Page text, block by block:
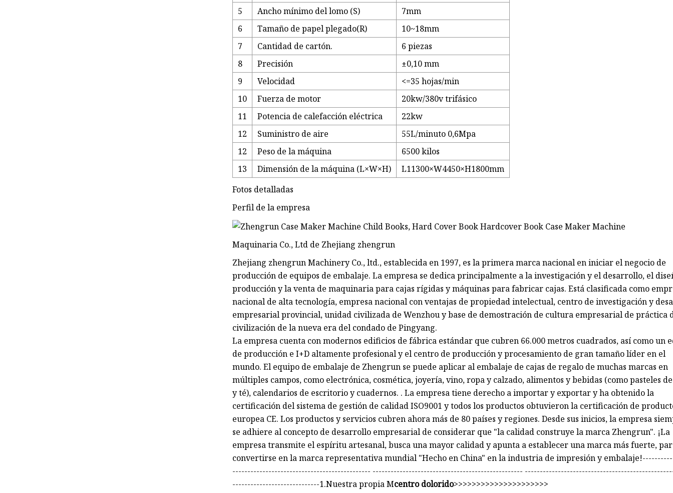
5
Ancho mínimo del lomo (S)
7mm
6
Tamaño de papel plegado(R)
10~18mm
7
Cantidad de cartón.
6 piezas
8
Precisión
±0,10 mm
9
Velocidad
<=35 hojas/min
10
Fuerza de motor
20kw/380v trifásico
11
Potencia de calefacción eléctrica
22kw
12
Suministro de aire
55L/minuto 0,6Mpa
12
Peso de la máquina
6500 kilos
13
Dimensión de la máquina (L×W×H)
L11300×W4450×H1800mm
Fotos detalladas
Perfil de la empresa
Maquinaria Co., Ltd de Zhejiang zhengrun
Zhejiang zhengrun Machinery Co., ltd., establecida en 1997, es la primera marca nacional en iniciar el negocio de
producción de equipos de embalaje. La empresa se dedica principalmente a la investigación y el desarrollo, el
producción y la venta de maquinaria para cajas rígidas y máquinas para fabricar cajas. Está clasificada como
nacional de alta tecnología, empresa nacional con ventajas de propiedad intelectual, centro de investigación y
empresarial provincial, unidad civilizada de Wenzhou y base de demostración de cultura empresarial de práctica
civilización de la nueva era del condado de Pingyang.
La empresa cuenta con modernos edificios de fábrica estándar que cubren 66.000 metros cuadrados, así como un
de producción e I+D altamente profesional y el centro de producción y procesamiento de gran tamaño líder en el
mundo. El equipo de embalaje de Zhengrun se puede aplicar al embalaje de cajas de regalo de muchas marcas en
múltiples campos, como electrónica, cosmética, joyería, vino, ropa y calzado, alimentos y bebidas (como pasteles
y té), calendarios de escritorio y cuadernos. . La empresa tiene derecho a importar y exportar y ha obtenido la
certificación del sistema de gestión de calidad ISO9001 y todos los productos obtuvieron la certificación de
europea CE. Los productos y servicios cubren ahora más de 80 países y regiones. Desde sus inicios, la empresa
se adhiere al concepto de desarrollo empresarial de considerar que "la calidad construye la marca Zhengrun". ¡La
empresa transmite el espíritu artesanal, busca una mayor calidad y apunta a establecer una marca más fuerte,
convertirse en la marca representativa mundial "Hecho en China" en la industria de impresión y
---------------------------------------------- --------------------------------------------------
-----------------------------1.Nuestra propia Mcentro dolorido>>>>>>>>>>>>>>>>>>>>>